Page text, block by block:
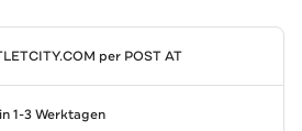
per POST AT
1-3 Werktagen